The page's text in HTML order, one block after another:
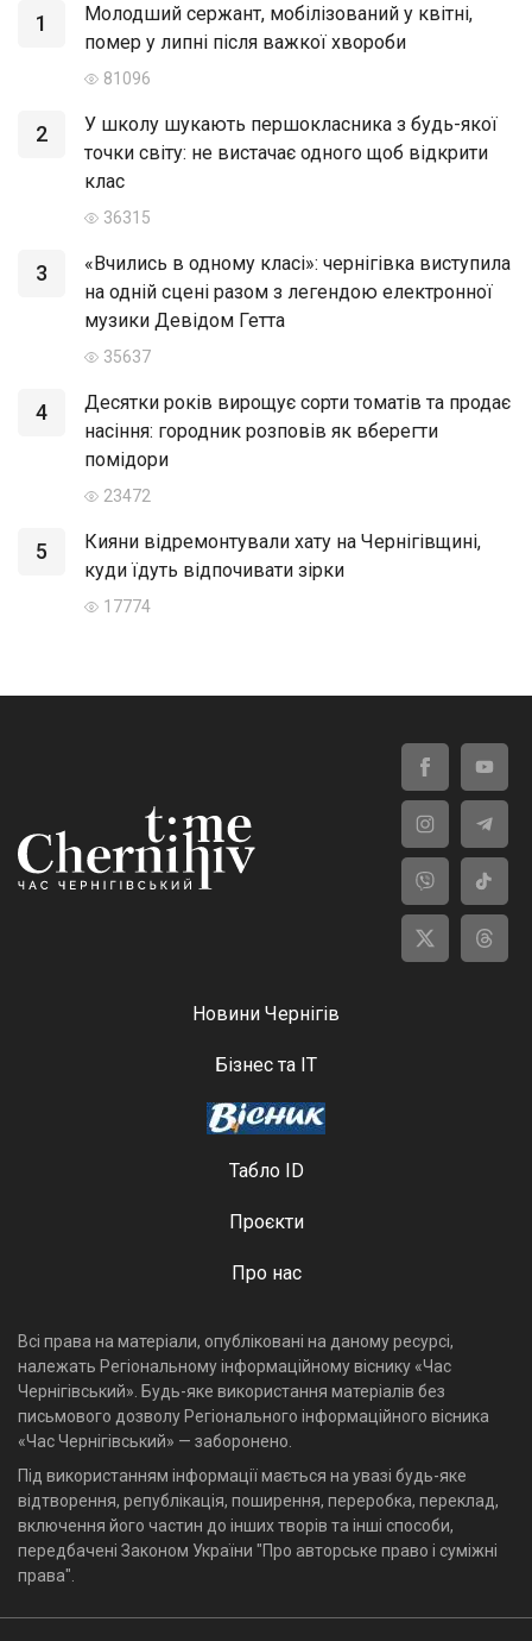
1
Молодший сержант, мобілізований у квітні,
помер у липні після важкої хвороби
81096
2
У школу шукають першокласника з будь-якої
точки світу: не вистачає одного щоб відкрити
клас
36315
3
«Вчились в одному класі»: чернігівка виступила
на одній сцені разом з легендою електронної
музики Девідом Гетта
35637
4
Десятки років вирощує сорти томатів та продає
насіння: городник розповів як вберегти
помідори
23472
5
Кияни відремонтували хату на Чернігівщині,
куди їдуть відпочивати зірки
17774
Новини Чернігів
Бізнес та ІТ
Табло ID
Проєкти
Про нас
Всі права на матеріали, опубліковані на даному ресурсі,
належать Регіональному інформаційному віснику «Час
Чернігівський». Будь-яке використання матеріалів без
письмового дозволу Регіонального інформаційного вісника
«Час Чернігівський» — заборонено.
Під використанням інформації мається на увазі будь-яке
відтворення, републікація, поширення, переробка, переклад,
включення його частин до інших творів та інші способи,
передбачені Законом України "Про авторське право і суміжні
права".